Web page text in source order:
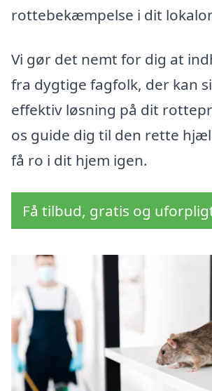
rottebekæmpelse i dit
Vi gør det nemt for dig at
fra dygtige fagfolk, der kan
effektiv løsning på dit
os guide dig til den rette
få ro i dit hjem igen.
Få tilbud, gratis og